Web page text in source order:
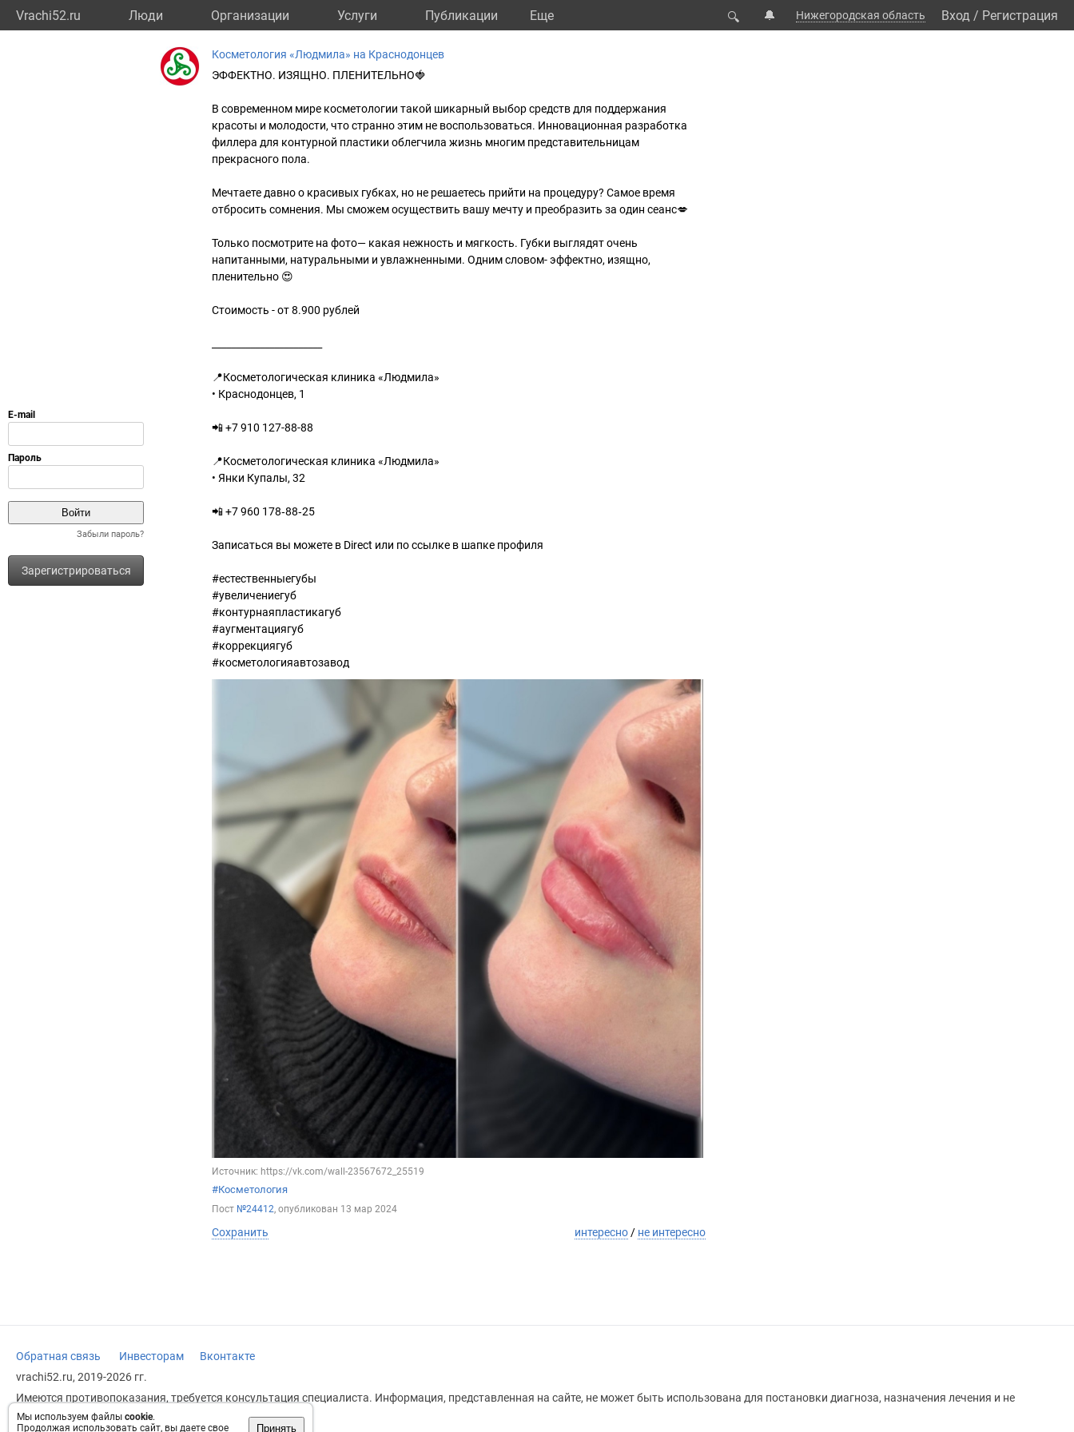
Vrachi52.ru Люди Организации Услуги Публикации Eще 🔍 🔔 Нижегородская область Вход / Регистрация
Забыли пароль?
Зарегистрироваться
Мы используем файлы cookie.
Продолжая использовать сайт, вы даете свое
Принять
Косметология «Людмила» на Краснодонцев
ЭФФЕКТНО. ИЗЯЩНО. ПЛЕНИТЕЛЬНО🍓
В современном мире косметологии такой шикарный выбор средств для поддержания
красоты и молодости, что странно этим не воспользоваться. Инновационная разработка
филлера для контурной пластики облегчила жизнь многим представительницам
прекрасного пола.
Мечтаете давно о красивых губках, но не решаетесь прийти на процедуру? Самое время
отбросить сомнения. Мы сможем осуществить вашу мечту и преобразить за один сеанс💋
Только посмотрите на фото— какая нежность и мягкость. Губки выглядят очень
напитанными, натуральными и увлажненными. Одним словом- эффектно, изящно,
пленительно 😍
Стоимость - от 8.900 рублей
📍Косметологическая клиника «Людмила»
• Краснодонцев, 1
📲 +7 910 127-88-88
📍Косметологическая клиника «Людмила»
• Янки Купалы, 32
📲 +7 960 178‑88‑25
Записаться вы можете в Direct или по ссылке в шапке профиля
#естественныегубы
#увеличениегуб
#контурнаяпластикагуб
#аугментациягуб
#коррекциягуб
#косметологияавтозавод
Источник: https://vk.com/wall-23567672_25519
#Косметология
Пост №24412, опубликован 13 мар 2024
Сохранить интересно / не интересно
Обратная связь Инвесторам
Вконтакте
vrachi52.ru, 2019-2026 гг.
Имеются противопоказания, требуется консультация специалиста. Информация, представленная на сайте, не может быть использована для постановки диагноза, назначения лечения и не
заменяет прием врача.